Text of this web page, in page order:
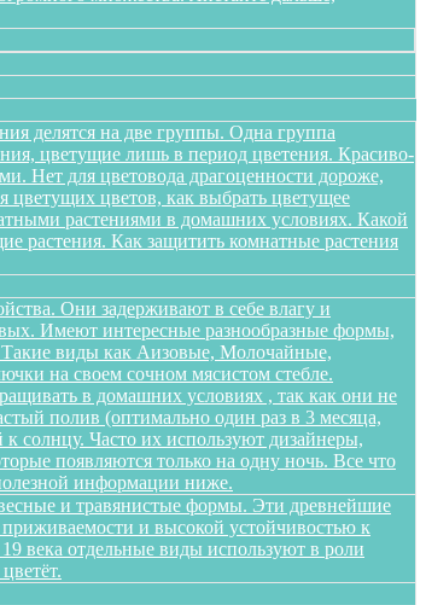
делятся на две группы. Одна группа
цветущие лишь в период цветения. Красиво-
Нет для цветовода драгоценности дороже,
цветов, как выбрать цветущее
растениями в домашних условиях. Какой
растения. Как защитить комнатные растения
Они задерживают в себе влагу и
Имеют интересные разнообразные формы,
Такие виды как Аизовые, Молочайные,
на своем сочном мясистом стебле.
в домашних условиях , так как они не
полив (оптимально один раз в 3 месяца,
солнцу. Часто их используют дизайнеры,
появляются только на одну ночь. Все что
информации ниже.
и травянистые формы. Эти древнейшие
и высокой устойчивостью к
века отдельные виды используют в роли